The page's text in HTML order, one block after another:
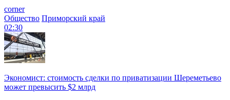
corner
Общество Приморский край
02:30
Экономист: стоимость сделки по приватизации Шереметьево
может превысить $2 млрд